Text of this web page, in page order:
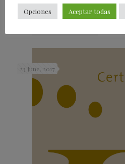
23 June, 2017
Opciones Aceptar todas